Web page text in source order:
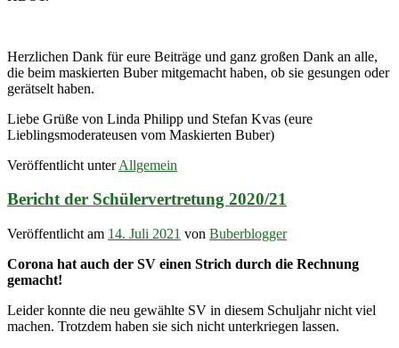
Herzlichen Dank für eure Beiträge und ganz großen Dank an alle,
die beim maskierten Buber mitgemacht haben, ob sie gesungen oder
gerätselt haben.
Liebe Grüße von Linda Philipp und Stefan Kvas (eure
Lieblingsmoderateusen vom Maskierten Buber)
Veröffentlicht unter Allgemein
Bericht der Schülervertretung 2020/21
Veröffentlicht am 14. Juli 2021 von Buberblogger
Corona hat auch der SV einen Strich durch die Rechnung
gemacht!
Leider konnte die neu gewählte SV in diesem Schuljahr nicht viel
machen. Trotzdem haben sie sich nicht unterkriegen lassen.